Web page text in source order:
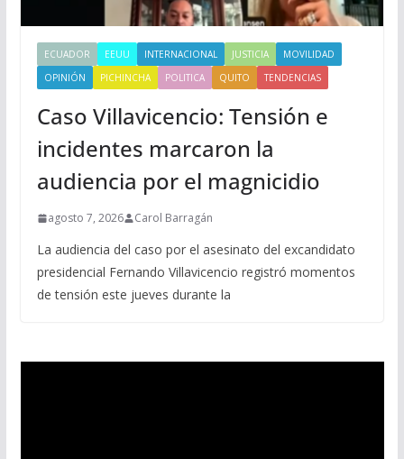
ECUADOR EEUU INTERNACIONAL JUSTICIA
MOVILIDAD
OPINIÓN
PICHINCHA POLITICA QUITO TENDENCIAS
Caso Villavicencio: Tensión e
incidentes marcaron la
audiencia por el magnicidio
agosto 7, 2026 Carol Barragán
La audiencia del caso por el asesinato del excandidato
presidencial Fernando Villavicencio registró momentos
de tensión este jueves durante la